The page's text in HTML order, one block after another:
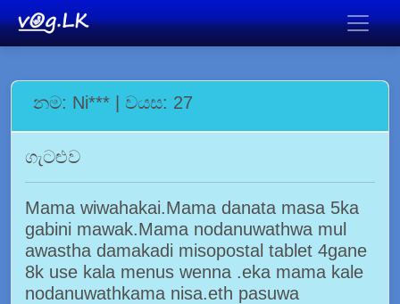
නම: Ni*** | වයස: 27
ගැටළුව
Mama wiwahakai.Mama danata masa 5ka
gabini mawak.Mama nodanuwathwa mul
awastha damakadi misopostal tablet 4gane
8k use kala menus wenna .eka mama kale
nodanuwathkama nisa.eth pasuwa